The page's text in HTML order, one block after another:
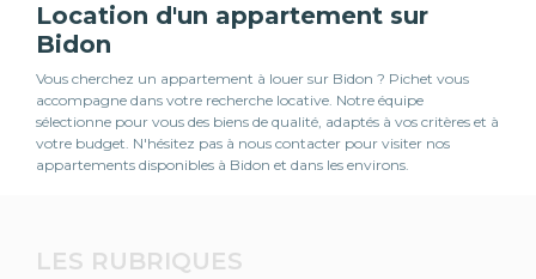
Location d'un appartement sur
Bidon
Vous cherchez un appartement à louer sur Bidon ? Pichet vous
accompagne dans votre recherche locative. Notre équipe
sélectionne pour vous des biens de qualité, adaptés à vos critères et à
votre budget. N'hésitez pas à nous contacter pour visiter nos
appartements disponibles à Bidon et dans les environs.
LES RUBRIQUES